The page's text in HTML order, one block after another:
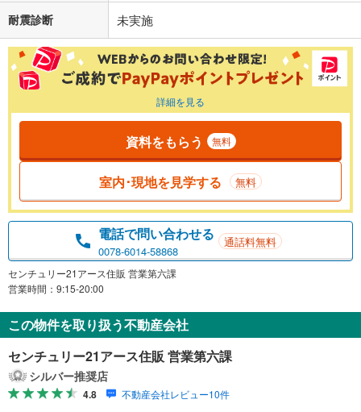
耐震診断 未実施
詳細を見る
資料をもらう 無料
室内･現地を見学する 無料
電話で問い合わせる
0078-6014-58868
通話料無料
センチュリー21アース住販 営業第六課
営業時間：9:15-20:00
この物件を取り扱う不動産会社
センチュリー21アース住販 営業第六課
シルバー推奨店
4.8 不動産会社レビュー10件